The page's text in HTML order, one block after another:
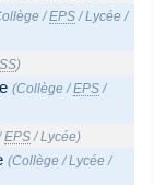
/EPS /Lycée /
)
(Collège /EPS /
EPS /Lycée)
(Collège /Lycée /